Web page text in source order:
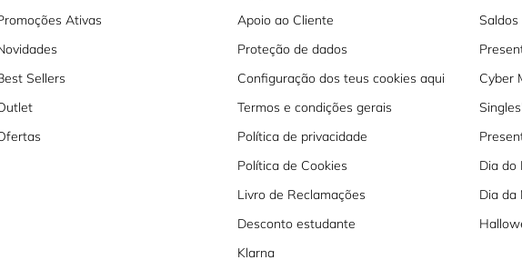
Ativas
Sellers
Apoio ao Cliente
Proteção de dados
Configuração dos teus cookies aqui
Termos e condições gerais
Política de privacidade
Política de Cookies
Livro de Reclamações
Desconto estudante
Klarna
Saldos
Cyber
Dia do
Dia da